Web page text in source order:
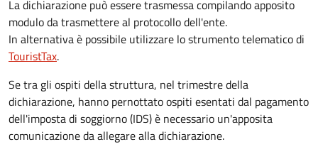
La dichiarazione può essere trasmessa compilando apposito
modulo da trasmettere al protocollo dell'ente.
In alternativa è possibile utilizzare lo strumento telematico di
TouristTax.
Se tra gli ospiti della struttura, nel trimestre della
dichiarazione, hanno pernottato ospiti esentati dal pagamento
dell'imposta di soggiorno (IDS) è necessario un'apposita
comunicazione da allegare alla dichiarazione.